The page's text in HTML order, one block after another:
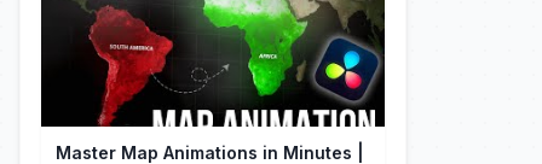
Master Map Animations in Minutes |